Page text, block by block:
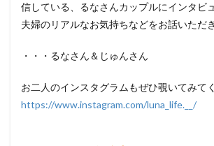
信している、るなさんカップルにインタビ
夫婦のリアルなお気持ちなどをお話いただ
・・・るなさん＆じゅんさん
お二人のインスタグラムもぜひ覗いてみて
https://www.instagram.com/luna_life.__/